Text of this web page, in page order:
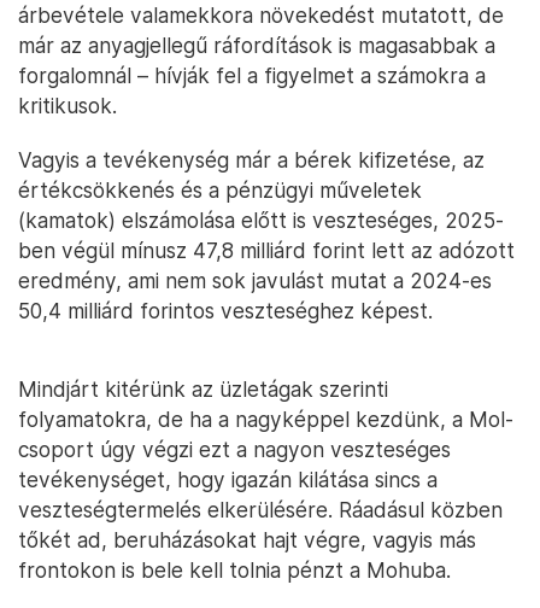
árbevétele valamekkora növekedést mutatott, de
már az anyagjellegű ráfordítások is magasabbak a
forgalomnál – hívják fel a figyelmet a számokra a
kritikusok.
Vagyis a tevékenység már a bérek kifizetése, az
értékcsökkenés és a pénzügyi műveletek
(kamatok) elszámolása előtt is veszteséges, 2025-
ben végül mínusz 47,8 milliárd forint lett az adózott
eredmény, ami nem sok javulást mutat a 2024-es
50,4 milliárd forintos veszteséghez képest.
Mindjárt kitérünk az üzletágak szerinti
folyamatokra, de ha a nagyképpel kezdünk, a Mol-
csoport úgy végzi ezt a nagyon veszteséges
tevékenységet, hogy igazán kilátása sincs a
veszteségtermelés elkerülésére. Ráadásul közben
tőkét ad, beruházásokat hajt végre, vagyis más
frontokon is bele kell tolnia pénzt a Mohuba.